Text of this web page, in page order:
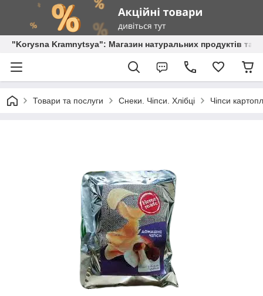
"Korysna Kramnytsya": Магазин натуральних продуктів та
Товари та послуги Снеки. Чіпси. Хлібці Чіпси